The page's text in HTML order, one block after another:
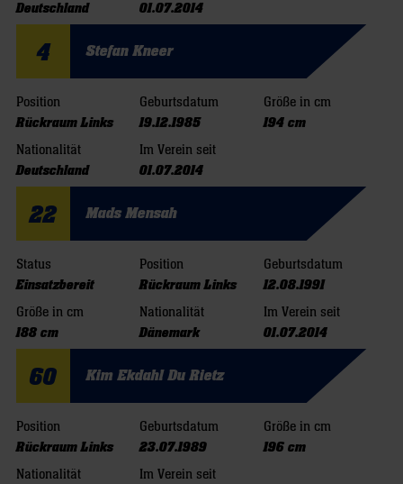
Deutschland
01.07.2014
4 Stefan Kneer
Position
Rückraum Links
Geburtsdatum
19.12.1985
Größe in cm
194 cm
Nationalität
Deutschland
Im Verein seit
01.07.2014
22 Mads Mensah
Status
Einsatzbereit
Position
Rückraum Links
Geburtsdatum
12.08.1991
Größe in cm
188 cm
Nationalität
Dänemark
Im Verein seit
01.07.2014
60 Kim Ekdahl Du Rietz
Position
Rückraum Links
Geburtsdatum
23.07.1989
Größe in cm
196 cm
Nationalität
Im Verein seit